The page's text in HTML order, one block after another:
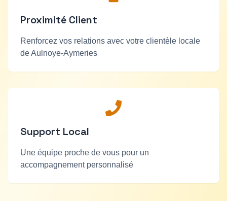
Proximité Client
Renforcez vos relations avec votre clientèle locale
deAulnoye-Aymeries
Support Local
Une équipe proche de vous pour un
accompagnement personnalisé